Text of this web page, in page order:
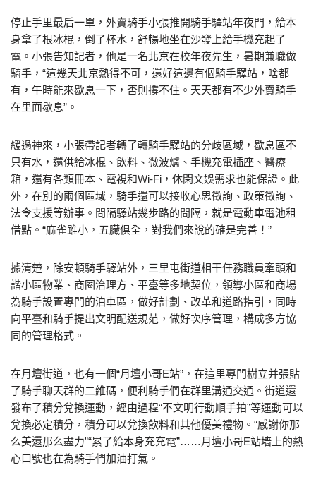
停止手里最后一單，外賣騎手小張推開騎手驛站年夜門，給本
身拿了根冰棍，倒了杯水，舒暢地坐在沙發上給手機充起了
電。小張告知記者，他是一名北京在校年夜先生，暑期兼職做
騎手，“這幾天北京熱得不可，還好這邊有個騎手驛站，啥都
有，午時能來歇息一下，否則撐不住。天天都有不少外賣騎手
在里面歇息”。
緩過神來，小張帶記者轉了轉騎手驛站的分歧區域，歇息區不
只有水，還供給冰棍、飲料、微波爐、手機充電插座、醫療
箱，還有各類冊本、電視和Wi-Fi，休閑文娛需求也能保證。此
外，在別的兩個區域，騎手還可以接收心思徵詢、政策徵詢、
法令支援等辦事。間隔驛站幾步路的間隔，就是電動車電池租
借點。“麻雀雖小，五臟俱全，對我們來說的確是完善！”
據清楚，除安頓騎手驛站外，三里屯街道相干任務職員牽頭和
諧小區物業、商圈治理方、平臺等多地契位，領導小區和商場
為騎手設置專門的泊車區，做好計劃、改革和道路指引，同時
向平臺和騎手提出文明配送規范，做好次序管理，構成多方協
同的管理格式。
在月壇街道，也有一個“月壇小哥E站”，在這里專門樹立并張貼
了騎手聊天群的二維碼，便利騎手們在群里溝通交通。街道還
發布了積分兌換運動，經由過程“不文明行動順手拍”等運動可以
兌換必定積分，積分可以兌換飲料和其他優美禮物。“感謝你那
么美還那么盡力”“累了給本身充充電”……月壇小哥E站墻上的熱
心口號也在為騎手們加油打氣。